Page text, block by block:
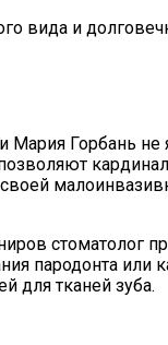
вида и
Мария Горбань не
стоматолог
пародонта или
для тканей зуба.